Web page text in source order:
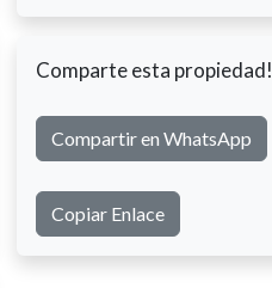
Comparte esta propiedad!
Compartir en WhatsApp
Copiar Enlace